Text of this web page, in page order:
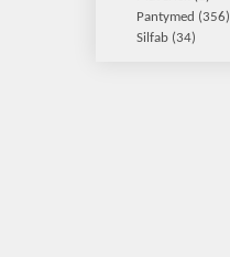
Pantymed (356)
Silfab (34)